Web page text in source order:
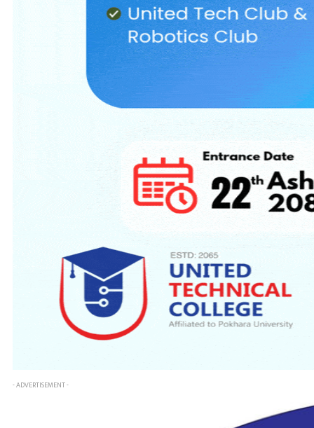
- ADVERTISEMENT -